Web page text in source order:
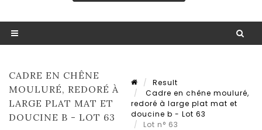
CADRE EN CHÊNE
MOULURÉ, REDORÉ À
LARGE PLAT MAT ET
DOUCINE B - LOT 63
Result
Cadre en chêne mouluré,
redoré à large plat mat et
doucine b - Lot 63
Lot n° 63